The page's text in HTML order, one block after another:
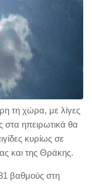
τη χώρα, με λίγες
στα ηπειρωτικά θα
κυρίως σε
και της Θράκης.
βαθμούς στη